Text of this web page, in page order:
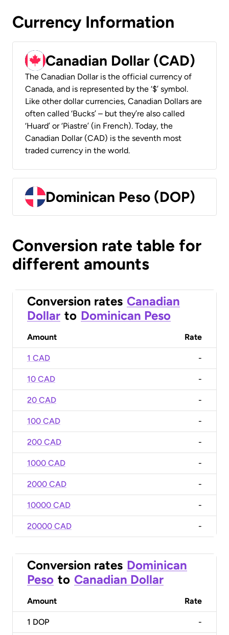
Currency Information
Canadian Dollar (CAD)
The Canadian Dollar is the official currency of
Canada, and is represented by the ‘$’ symbol.
Like other dollar currencies, Canadian Dollars are
often called ‘Bucks’ – but they’re also called
‘Huard’ or ‘Piastre’ (in French). Today, the
Canadian Dollar (CAD) is the seventh most
traded currency in the world.
Dominican Peso (DOP)
Conversion rate table for
different amounts
Conversion rates Canadian
Dollar to Dominican Peso
Amount Rate
1 CAD -
10 CAD -
20 CAD -
100 CAD -
200 CAD -
1000 CAD -
2000 CAD -
10000 CAD -
20000 CAD -
Conversion rates Dominican
Peso to Canadian Dollar
Amount Rate
1 DOP -